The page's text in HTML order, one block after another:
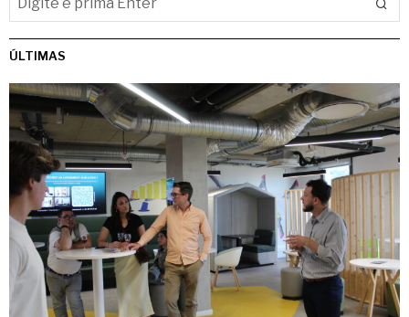
ÚLTIMAS